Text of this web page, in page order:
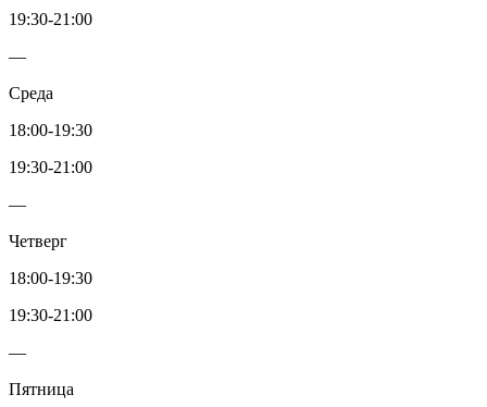
19:30-21:00
—
Среда
18:00-19:30
19:30-21:00
—
Четверг
18:00-19:30
19:30-21:00
—
Пятница